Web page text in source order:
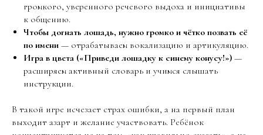
громкого, уверенного речевого выдоха и инициативы
к общению.
Чтобы догнать лошадь, нужно громко и чётко позвать её
по имени — отрабатываем вокализацию и артикуляцию.
Игра в цвета («Приведи лошадку к синему конусу!») —
расширяем активный словарь и учимся слышать
инструкции.
В такой игре исчезает страх ошибки, а на первый план
выходит азарт и желание участвовать. Ребёнок